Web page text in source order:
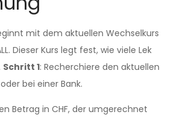
mit dem aktuellen Wechselkurs
Dieser Kurs legt fest, wie viele Lek
Schritt 1: Recherchiere den aktuellen
bei einer Bank.
Betrag in CHF, der umgerechnet